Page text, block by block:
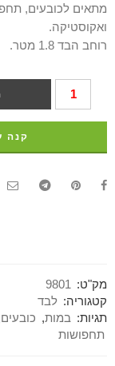
מתאים לכובעים,
ואקוסטיקה.
רוחב הבד 1.8 מטר.
קנה
מק"ט:
9801
קטגוריה: לבד
תגיות: במות, כובעים
תחפושות